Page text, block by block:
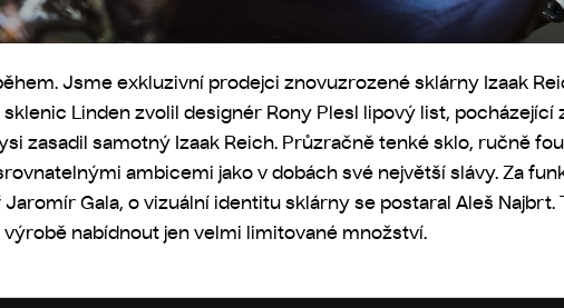
Jsme exkluzivní prodejci znovuzrozené sklárny Izaak
Linden zvolil designér Rony Plesl lipový list,
zasadil samotný Izaak Reich. Průzračně tenké sklo, ručně
ambicemi jako v dobách své největší slávy. Za
Gala, o vizuální identitu sklárny se postaral Aleš
nabídnout jen velmi limitované množství.